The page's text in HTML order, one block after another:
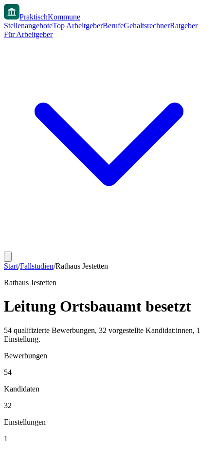
PraktischKommune
StellenangeboteTop ArbeitgeberBerufeGehaltsrechnerRatgeber
Für Arbeitgeber
Start/Fallstudien/Rathaus Jestetten
Rathaus Jestetten
Leitung Ortsbauamt besetzt
54 qualifizierte Bewerbungen, 32 vorgestellte Kandidat:innen, 1
Einstellung.
Bewerbungen
54
Kandidaten
32
Einstellungen
1